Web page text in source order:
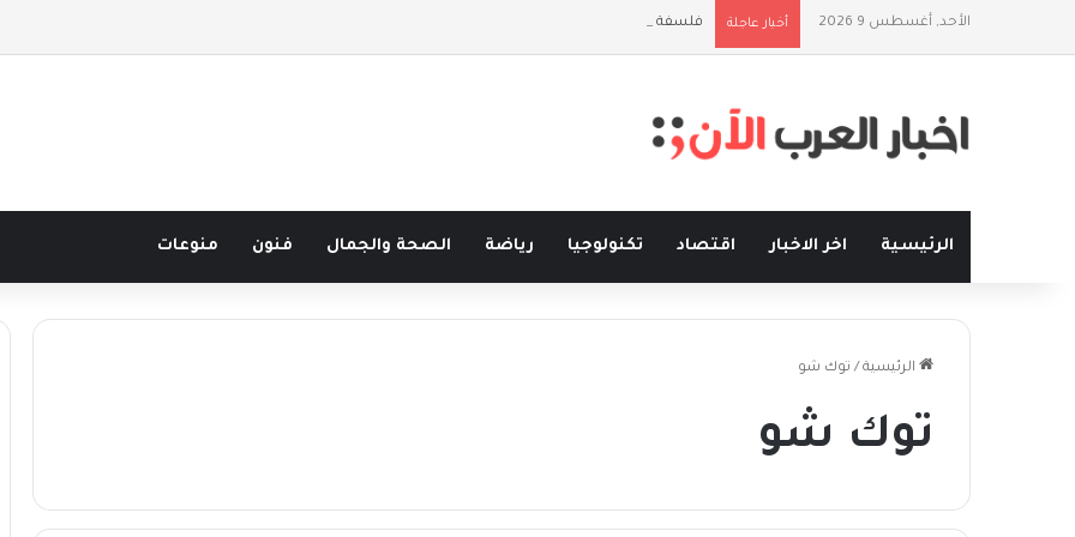
الأحد, أغسطس 9 2026 أخبار عاجلة فلسفة الخيط والموج: نصف قرن في مدرسة البحر مع غسان المزيدي
الرئيسية اخر الاخبار اقتصاد تكنولوجيا رياضة الصحة والجمال فنون منوعات
الرئيسية / توك شو
توك شو